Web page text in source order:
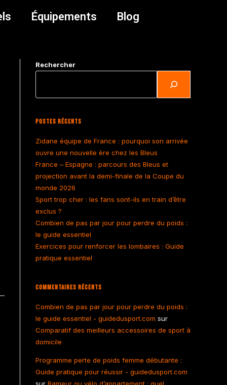
Équipements Blog
Rechercher
Postes Récents
Zidane équipe de France : pourquoi son arrivée
ouvre une nouvelle ère chez les Bleus
France – Espagne : parcours des Bleus et
projection avant la demi-finale de la Coupe du
monde 2026
Sport trop cher : les fans sont-ils en train d’être
exclus ?
Combien de pas par jour pour perdre du poids :
le guide essentiel
Exercices pour renforcer les lombaires : Guide
pratique essentiel
Commentaires Récents
Combien de pas par jour pour perdre du poids :
le guide essentiel - guidedusport.com sur
Comparatif des meilleurs accessoires de sport à
domicile
Programme perte de poids femme débutante :
Guide pratique pour réussir - guidedusport.com